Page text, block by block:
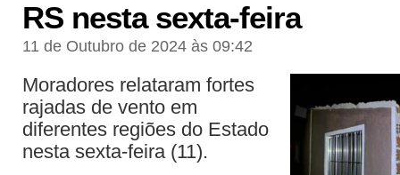
RS nesta sexta-feira
11 de Outubro de 2024 às 09:42
Moradores relataram fortes
rajadas de vento em
diferentes regiões do Estado
nesta sexta-feira (11).